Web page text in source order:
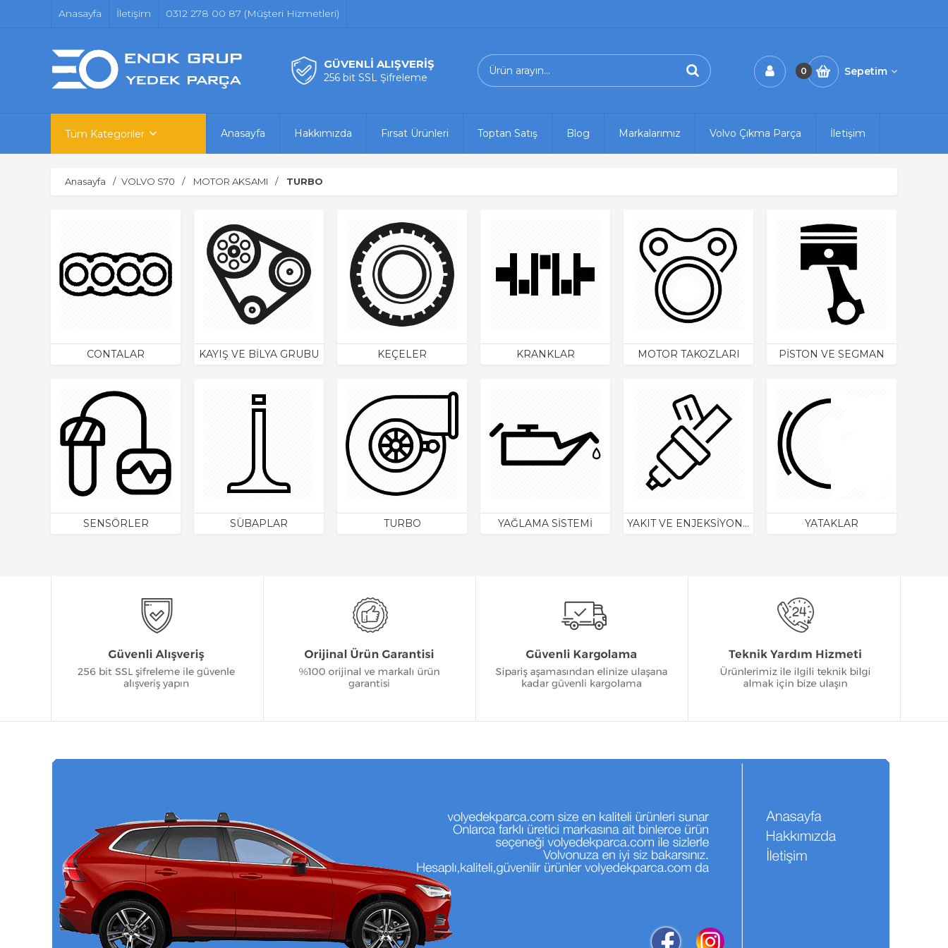
Anasayfa İletişim 0312 278 00 87 (Müşteri Hizmetleri)
GÜVENLİ ALIŞVERİŞ
256 bit SSL Şifreleme
0 Sepetim
Tüm Kategoriler Anasayfa Hakkımızda Fırsat Ürünleri Toptan Satış Blog Markalarımız Volvo Çıkma Parça İletişim
Anasayfa VOLVO S70 MOTOR AKSAMI TURBO
CONTALAR KAYIŞ VE BİLYA GRUBU KEÇELER KRANKLAR MOTOR TAKOZLARI PİSTON VE SEGMAN
SENSÖRLER SÜBAPLAR TURBO YAĞLAMA SİSTEMİ YAKIT VE ENJEKSİYON SİSTEMİ YATAKLAR